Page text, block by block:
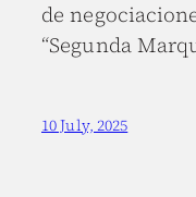
de
“Segunda
10 July, 2025